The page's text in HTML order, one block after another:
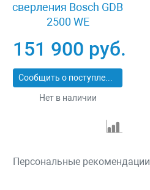
сверления Bosch GDB
2500 WE
151 900 руб.
Сообщить о поступлении
Нет в наличии
Персональные рекомендации